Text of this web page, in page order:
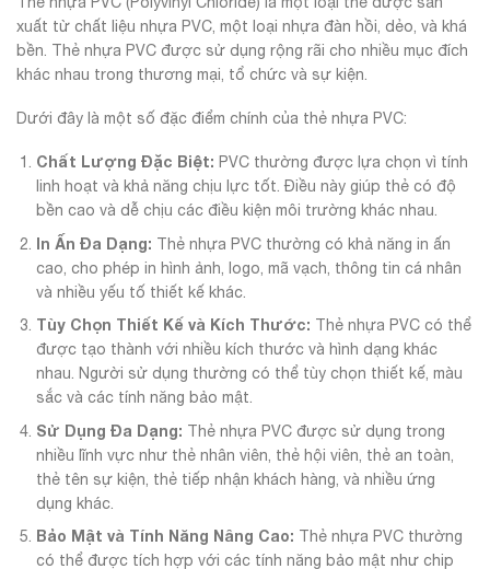
xuất từ chất liệu nhựa PVC, một loại nhựa đàn hồi, dẻo, và khá
bền. Thẻ nhựa PVC được sử dụng rộng rãi cho nhiều mục đích
khác nhau trong thương mại, tổ chức và sự kiện.
Dưới đây là một số đặc điểm chính của thẻ nhựa PVC:
Chất Lượng Đặc Biệt: PVC thường được lựa chọn vì tính
linh hoạt và khả năng chịu lực tốt. Điều này giúp thẻ có độ
bền cao và dễ chịu các điều kiện môi trường khác nhau.
In Ấn Đa Dạng: Thẻ nhựa PVC thường có khả năng in ấn
cao, cho phép in hình ảnh, logo, mã vạch, thông tin cá nhân
và nhiều yếu tố thiết kế khác.
Tùy Chọn Thiết Kế và Kích Thước: Thẻ nhựa PVC có thể
được tạo thành với nhiều kích thước và hình dạng khác
nhau. Người sử dụng thường có thể tùy chọn thiết kế, màu
sắc và các tính năng bảo mật.
Sử Dụng Đa Dạng: Thẻ nhựa PVC được sử dụng trong
nhiều lĩnh vực như thẻ nhân viên, thẻ hội viên, thẻ an toàn,
thẻ tên sự kiện, thẻ tiếp nhận khách hàng, và nhiều ứng
dụng khác.
Bảo Mật và Tính Năng Nâng Cao: Thẻ nhựa PVC thường
có thể được tích hợp với các tính năng bảo mật như chip